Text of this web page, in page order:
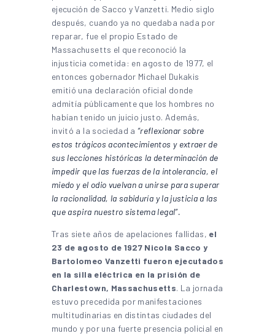
ejecución de Sacco y Vanzetti. Medio siglo
después, cuando ya no quedaba nada por
reparar, fue el propio Estado de
Massachusetts el que reconoció la
injusticia cometida: en agosto de 1977, el
entonces gobernador Michael Dukakis
emitió una declaración oficial donde
admitía públicamente que los hombres no
habían tenido un juicio justo. Además,
invitó a la sociedad a“reflexionar sobre
estos trágicos acontecimientos y extraer de
sus lecciones históricas la determinación de
impedir que las fuerzas de la intolerancia, el
miedo y el odio vuelvan a unirse para superar
la racionalidad, la sabiduría y la justicia a las
que aspira nuestro sistema legal”.
Tras siete años de apelaciones fallidas, el
23 de agosto de 1927 Nicola Sacco y
Bartolomeo Vanzetti fueron ejecutados
en la silla eléctrica en la prisión de
Charlestown, Massachusetts. La jornada
estuvo precedida por manifestaciones
multitudinarias en distintas ciudades del
mundo y por una fuerte presencia policial en